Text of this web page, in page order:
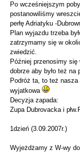
Po wcześniejszym
postanowiliśmy
perłę Adriatyku -
Plan wyjazdu trzeba
zatrzymamy się w
zwiedzić.
Później przenosimy się
dobrze aby było też na
Podróż ta, to też nasza
wyjatkowa
Decyzja zapada:
Zupa Dubrovacka i
1dzień (3.09.2007r.)
Wyjeżdżamy z W-wy